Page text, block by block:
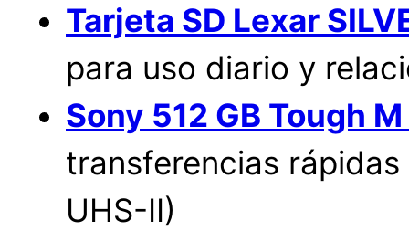
Tarjeta SD Lexar
para uso diario y
Sony 512 GB Tough
transferencias
UHS-II)